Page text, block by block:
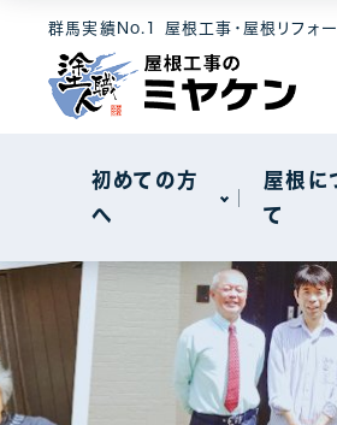
群馬実績No.1 屋根工事・屋根リフォー
初めての方
へ
屋根に
て
屋根について
屋根について